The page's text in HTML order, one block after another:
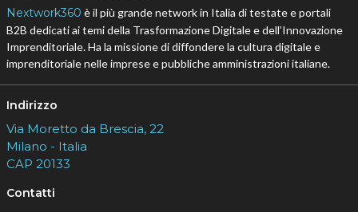
Nextwork360 è il più grande network in Italia di testate e portali
B2B dedicati ai temi della Trasformazione Digitale e dell’Innovazione
Imprenditoriale. Ha la missione di diffondere la cultura digitale e
imprenditoriale nelle imprese e pubbliche amministrazioni italiane.
Indirizzo
Via Moretto da Brescia, 22
Milano - Italia
CAP 20133
Contatti